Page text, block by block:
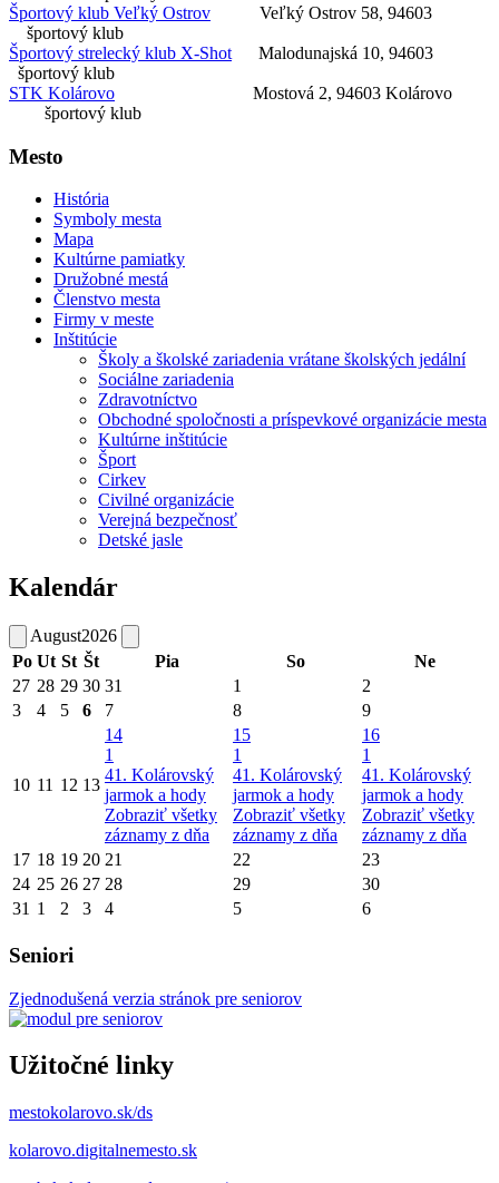
Športový klub Veľký Ostrov Veľký Ostrov 58, 94603
športový klub
Športový strelecký klub X-Shot Malodunajská 10, 94603
športový klub
STK Kolárovo Mostová 2, 94603 Kolárovo
športový klub
Mesto
História
Symboly mesta
Mapa
Kultúrne pamiatky
Družobné mestá
Členstvo mesta
Firmy v meste
Inštitúcie
Školy a školské zariadenia vrátane školských jedální
Sociálne zariadenia
Zdravotníctvo
Obchodné spoločnosti a príspevkové organizácie mesta
Kultúrne inštitúcie
Šport
Cirkev
Civilné organizácie
Verejná bezpečnosť
Detské jasle
Kalendár
August2026
Po Ut St Št Pia So
Ne
27 28 29 30 31 1
2
3
4 5 6 7 8 9
10 11 12 13
14
1
41. Kolárovský
jarmok a hody
Zobraziť všetky
záznamy z dňa
15
1
41. Kolárovský
jarmok a hody
Zobraziť všetky
záznamy z dňa
16
1
41. Kolárovský
jarmok a hody
Zobraziť všetky
záznamy z dňa
17 18 19 20 21 22
23
24 25 26 27 28 29
30
31 1 2 3 4 5 6
Seniori
Zjednodušená verzia stránok pre seniorov
Užitočné linky
mestokolarovo.sk/ds
kolarovo.digitalnemesto.sk